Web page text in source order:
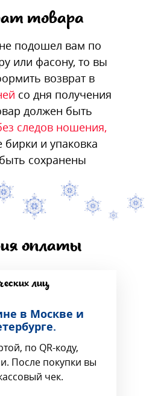
товара
подошел вам по
или фасону, то вы
возврат в
со дня получения
должен быть
следов ношения,
бирки и упаковка
сохранены
оплаты
по QR-коду,
После покупки вы
чек.
в Москве и
лиц